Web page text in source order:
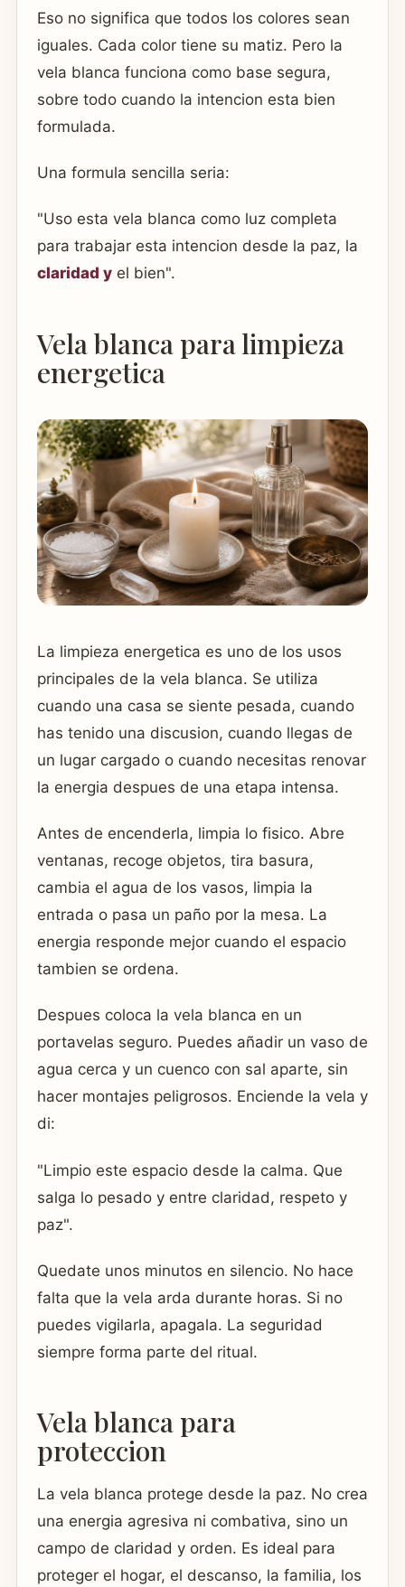
Eso no significa que todos los colores sean
iguales. Cada color tiene su matiz. Pero la
vela blanca funciona como base segura,
sobre todo cuando la intencion esta bien
formulada.
Una formula sencilla seria:
"Uso esta vela blanca como luz completa
para trabajar esta intencion desde la paz, la
claridad y el bien".
Vela blanca para limpieza
energetica
La limpieza energetica es uno de los usos
principales de la vela blanca. Se utiliza
cuando una casa se siente pesada, cuando
has tenido una discusion, cuando llegas de
un lugar cargado o cuando necesitas renovar
la energia despues de una etapa intensa.
Antes de encenderla, limpia lo fisico. Abre
ventanas, recoge objetos, tira basura,
cambia el agua de los vasos, limpia la
entrada o pasa un paño por la mesa. La
energia responde mejor cuando el espacio
tambien se ordena.
Despues coloca la vela blanca en un
portavelas seguro. Puedes añadir un vaso de
agua cerca y un cuenco con sal aparte, sin
hacer montajes peligrosos. Enciende la vela y
di:
"Limpio este espacio desde la calma. Que
salga lo pesado y entre claridad, respeto y
paz".
Quedate unos minutos en silencio. No hace
falta que la vela arda durante horas. Si no
puedes vigilarla, apagala. La seguridad
siempre forma parte del ritual.
Vela blanca para
proteccion
La vela blanca protege desde la paz. No crea
una energia agresiva ni combativa, sino un
campo de claridad y orden. Es ideal para
proteger el hogar, el descanso, la familia, los